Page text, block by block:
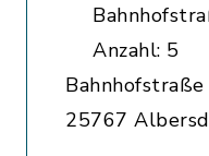
Anzahl: 5
25767